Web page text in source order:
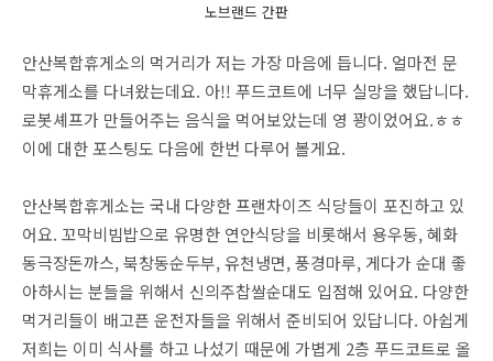
노브랜드 간판
안산복합휴게소의 먹거리가 저는 가장 마음에 듭니다. 얼마전 문
막휴게소를 다녀왔는데요. 아!! 푸드코트에 너무 실망을 했답니다.
로봇셰프가 만들어주는 음식을 먹어보았는데 영 꽝이었어요.ㅎㅎ
이에 대한 포스팅도 다음에 한번 다루어 볼게요.
안산복합휴게소는 국내 다양한 프랜차이즈 식당들이 포진하고 있
어요. 꼬막비빔밥으로 유명한 연안식당을 비롯해서 용우동, 혜화
동극장돈까스, 북창동순두부, 유천냉면, 풍경마루, 게다가 순대 좋
아하시는 분들을 위해서 신의주찹쌀순대도 입점해 있어요. 다양한
먹거리들이 배고픈 운전자들을 위해서 준비되어 있답니다. 아쉽게
저희는 이미 식사를 하고 나섰기 때문에 가볍게 2층 푸드코트로 올